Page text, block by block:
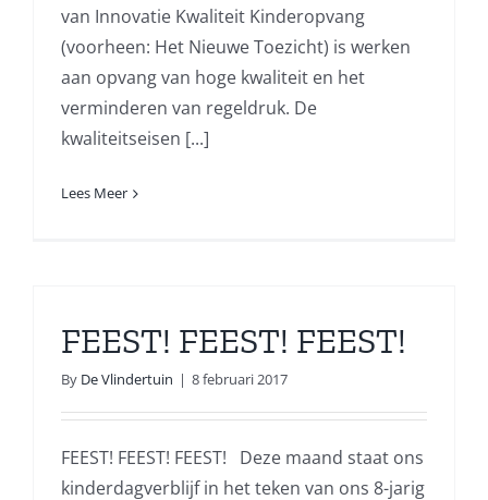
van Innovatie Kwaliteit Kinderopvang
(voorheen: Het Nieuwe Toezicht) is werken
aan opvang van hoge kwaliteit en het
verminderen van regeldruk. De
kwaliteitseisen [...]
Lees Meer
FEEST! FEEST! FEEST!
By De Vlindertuin | 8 februari 2017
FEEST! FEEST! FEEST! Deze maand staat ons
kinderdagverblijf in het teken van ons 8-jarig